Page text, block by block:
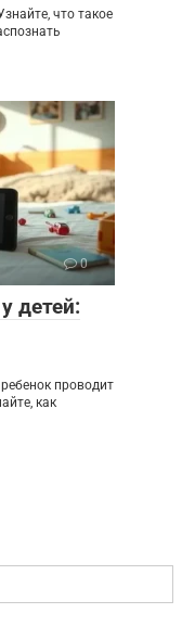
что такое
0
детей:
проводит
как